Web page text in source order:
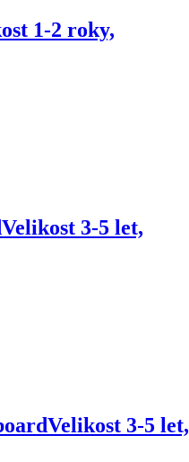
1-2 roky,
Velikost 3-5 let,
Velikost 3-5 let,